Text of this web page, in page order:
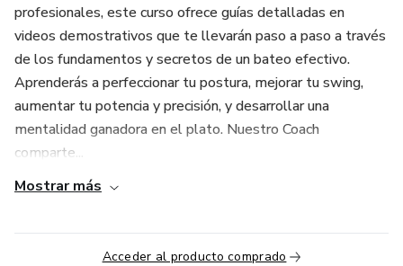
profesionales, este curso ofrece guías detalladas en
videos demostrativos que te llevarán paso a paso a través
de los fundamentos y secretos de un bateo efectivo.
Aprenderás a perfeccionar tu postura, mejorar tu swing,
aumentar tu potencia y precisión, y desarrollar una
mentalidad ganadora en el plato. Nuestro Coach
comparte...
Mostrar más
Acceder al producto comprado